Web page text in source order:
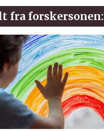
fra forskersonen: